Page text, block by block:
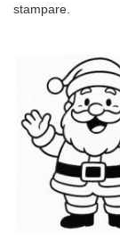
stampare.